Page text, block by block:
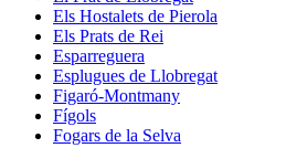
Els Hostalets de Pierola
Els Prats de Rei
Esparreguera
Esplugues de Llobregat
Figaró-Montmany
Fígols
Fogars de la Selva